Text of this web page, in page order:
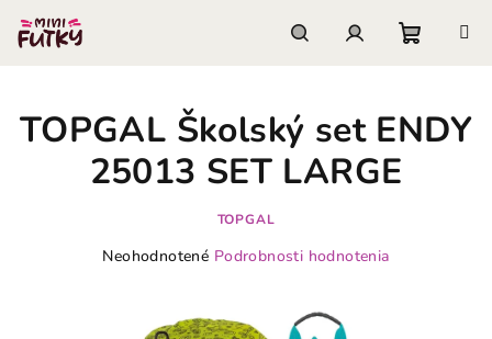
obsah
košík
TOPGAL Školský set ENDY
25013 SET LARGE
TOPGAL
Priemerné
Neohodnotené Podrobnosti hodnotenia